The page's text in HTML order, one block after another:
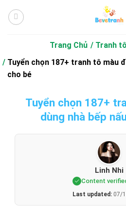
qua
Trang Chủ
Tranh
Tuyển chọn 187+ tranh tô màu
cho bé
Tuyển chọn 187+
dùng nhà bếp
Linh Nhi
Content
Last updated: 07/